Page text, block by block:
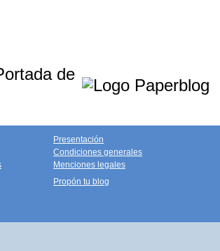
de
Presentación
Condiciones generales
Menciones legales
Propón tu blog